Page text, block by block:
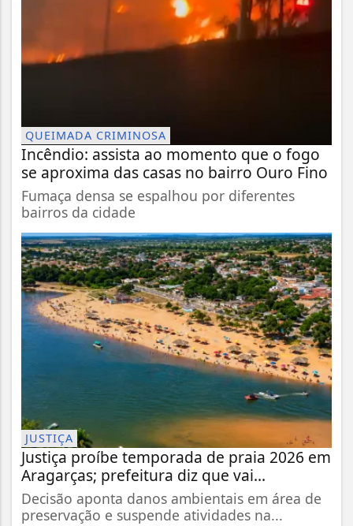
QUEIMADA CRIMINOSA
Incêndio: assista ao momento que o fogo
se aproxima das casas no bairro Ouro Fino
Fumaça densa se espalhou por diferentes
bairros da cidade
JUSTIÇA
Justiça proíbe temporada de praia 2026 em
Aragarças; prefeitura diz que vai...
Decisão aponta danos ambientais em área de
preservação e suspende atividades na...